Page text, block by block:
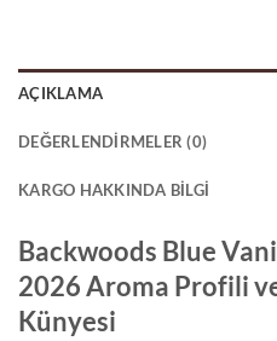
AÇIKLAMA
DEĞERLENDIRMELER (0)
KARGO HAKKINDA BILGI
Backwoods Blue
2026 Aroma Profili
Künyesi